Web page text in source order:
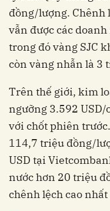
đồng/lượng. Chênh
vẫn được các
trong đó vàng SJC
còn vàng nhẫn là 3
Trên thế giới, kim
ngưỡng 3.592 USD/
với chốt phiên
114,7 triệu đồng/
USD tại
nước hơn 20 triệu
chênh lệch cao